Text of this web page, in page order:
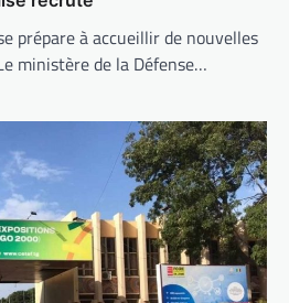
prépare à accueillir de nouvelles
ministère de la Défense…